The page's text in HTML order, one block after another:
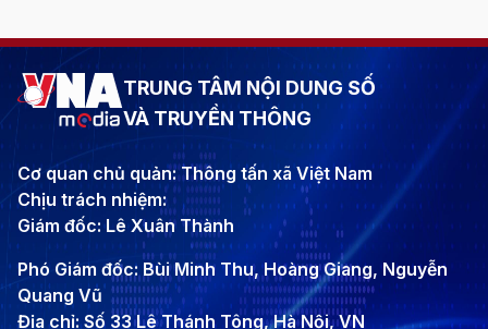
TRUNG TÂM NỘI DUNG SỐ
VÀ TRUYỀN THÔNG
Cơ quan chủ quản: Thông tấn xã Việt Nam
Chịu trách nhiệm:
Giám đốc: Lê Xuân Thành
Phó Giám đốc: Bùi Minh Thu, Hoàng Giang, Nguyễn
Quang Vũ
Địa chỉ: Số 33 Lê Thánh Tông, Hà Nội, VN